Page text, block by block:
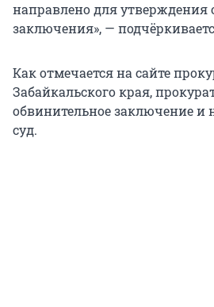
направлено для утверждения
заключения», —
Как отмечается на сайте
Забайкальского края,
обвинительное заключение и
суд.